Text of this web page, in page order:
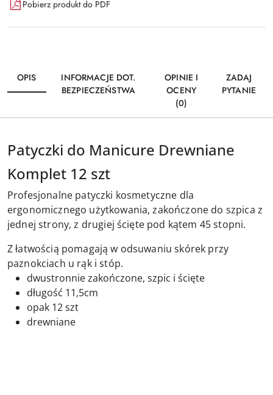
Pobierz produkt do PDF
OPIS
INFORMACJE DOT.
BEZPIECZEŃSTWA
OPINIE I
OCENY
(0)
ZADAJ
PYTANIE
Patyczki do Manicure Drewniane
Komplet 12 szt
Profesjonalne patyczki kosmetyczne dla
ergonomicznego użytkowania, zakończone do szpica z
jednej strony, z drugiej ścięte pod kątem 45 stopni.
Z łatwością pomagają w odsuwaniu skórek przy
paznokciach u rąk i stóp.
dwustronnie zakończone, szpic i ścięte
długość 11,5cm
opak 12 szt
drewniane